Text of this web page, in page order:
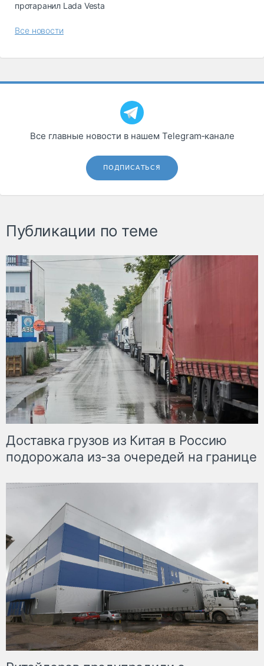
протаранил Lada Vesta
Все новости
Все главные новости в нашем Telegram‑канале
ПОДПИСАТЬСЯ
Публикации по теме
Доставка грузов из Китая в Россию
подорожала из-за очередей на границе